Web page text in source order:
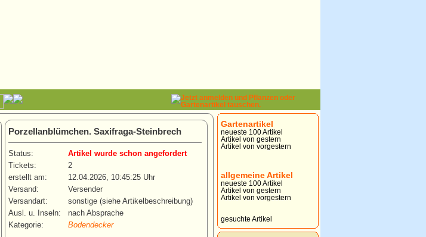
Porzellanblümchen. Saxifraga-Steinbrech
Status:
Artikel wurde schon angefordert
Tickets:
2
erstellt am:
12.04.2026, 10:45:25 Uhr
Versand:
Versender
Versandart:
sonstige (siehe Artikelbeschreibung)
Ausl. u. Inseln:
nach Absprache
Kategorie:
Bodendecker
Gartenartikel
neueste 100 Artikel
Artikel von gestern
Artikel von vorgestern
allgemeine Artikel
neueste 100 Artikel
Artikel von gestern
Artikel von vorgestern
gesuchte Artikel